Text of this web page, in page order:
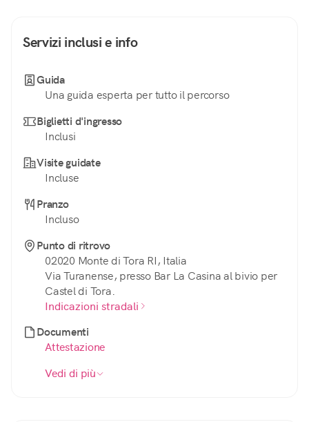
Servizi inclusi e info
Guida
Una guida esperta per tutto il percorso
Biglietti d'ingresso
Inclusi
Visite guidate
Incluse
Pranzo
Incluso
Punto di ritrovo
02020 Monte di Tora RI, Italia
Via Turanense, presso Bar La Casina al bivio per
Castel di Tora.
Indicazioni stradali
Documenti
Attestazione
Vedi di più